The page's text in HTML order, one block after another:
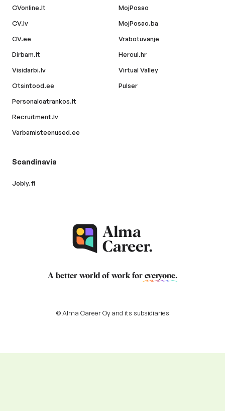
CVonline.lt
CV.lv
CV.ee
Dirbam.lt
Visidarbi.lv
Otsintood.ee
Personaloatrankos.lt
Recruitment.lv
Varbamisteenused.ee
MojPosao
MojPosao.ba
Vrabotuvanje
Hercul.hr
Virtual Valley
Pulser
Scandinavia
Jobly.fi
A better world of work for everyone.
© Alma Career Oy and its subsidiaries